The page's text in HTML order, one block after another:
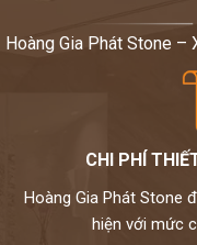
Hoàng Gia Phát Stone –
CHI PHÍ
Hoàng Gia Phát Stone
hiện với mức